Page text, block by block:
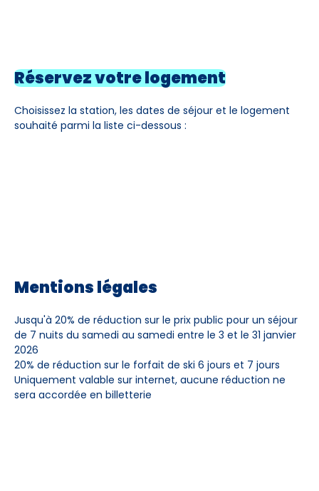
Réservez votre logement
Choisissez la station, les dates de séjour et le logement
souhaité parmi la liste ci-dessous :
Mentions légales
Jusqu'à 20% de réduction sur le prix public pour un séjour
de 7 nuits du samedi au samedi entre le 3 et le 31 janvier
2026
20% de réduction sur le forfait de ski 6 jours et 7 jours
Uniquement valable sur internet, aucune réduction ne
sera accordée en billetterie